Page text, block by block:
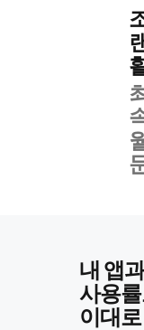
내 앱
사용
이대